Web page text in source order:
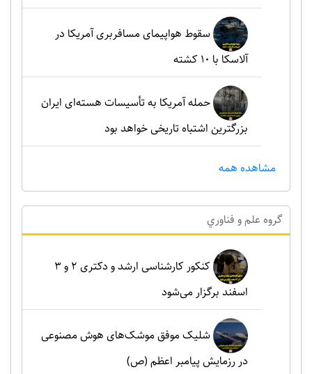
سقوط هواپیمای مسافربری آمریکا در
آلاسکا با ۱۰ کشته
حمله آمریکا به تأسیسات هسته‌ای ایران
بزرگترین اشتباه تاریخی خواهد بود
مشاهده همه
گروه علم و فناوري
کنکور کارشناسی ارشد و دکتری ۲ و ۳
اسفند برگزار می‌شود
شلیک موفق موشک‌های هوش مصنوعی
در رزمایش پیامبر اعظم (ص)